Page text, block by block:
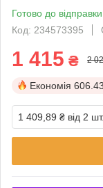
Готово до відправки
Код: 234573395
1 415 ₴ 2
Економія
1 409,89 ₴ від 2 шт.